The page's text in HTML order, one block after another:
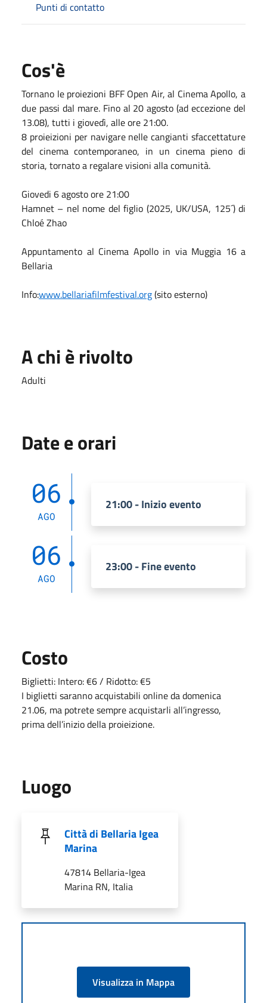
Punti di contatto
Cos'è
Tornano le proiezioni BFF Open Air, al Cinema Apollo, a
due passi dal mare. Fino al 20 agosto (ad eccezione del
13.08), tutti i giovedì, alle ore 21:00.
8 proieizioni per navigare nelle cangianti sfaccettature
del cinema contemporaneo, in un cinema pieno di
storia, tornato a regalare visioni alla comunità.
Giovedi 6 agosto ore 21:00
Hamnet – nel nome del figlio (2025, UK/USA, 125´) di
Chloé Zhao
Appuntamento al Cinema Apollo in via Muggia 16 a
Bellaria
Info:www.bellariafilmfestival.org(sito esterno)
A chi è rivolto
Adulti
Date e orari
06
AGO
21:00 - Inizio evento
06
AGO
23:00 - Fine evento
Costo
Biglietti: Intero: €6 / Ridotto: €5
I biglietti saranno acquistabili online da domenica
21.06, ma potrete sempre acquistarli all’ingresso,
prima dell’inizio della proieizione.
Luogo
Città di Bellaria Igea
Marina
47814 Bellaria-Igea
Marina RN, Italia
Visualizza in Mappa